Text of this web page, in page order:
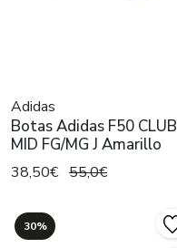
Adidas
Botas Adidas F50 CLUB
MID FG/MG J Amarillo
38,50€ 55,0€
30%